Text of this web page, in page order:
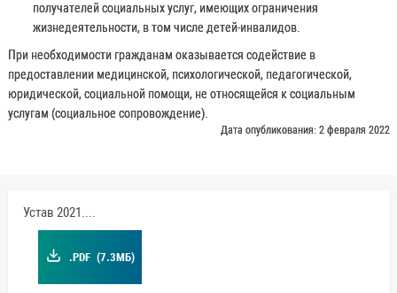
получателей социальных услуг, имеющих ограничения
жизнедеятельности, в том числе детей-инвалидов.
При необходимости гражданам оказывается содействие в
предоставлении медицинской, психологической, педагогической,
юридической, социальной помощи, не относящейся к социальным
услугам (социальное сопровождение).
Дата опубликования: 2 февраля 2022
Устав 2021.pdf
.PDF (7.3МБ)